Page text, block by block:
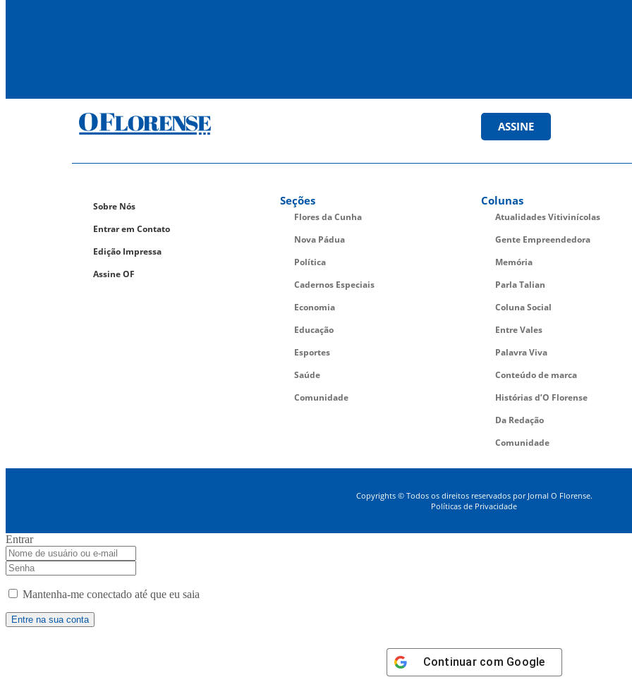
ASSINE
Sobre Nós
Entrar em Contato
Edição Impressa
Assine OF
Seções
Flores da Cunha
Nova Pádua
Política
Cadernos Especiais
Economia
Educação
Esportes
Saúde
Comunidade
Colunas
Atualidades Vitivinícolas
Gente Empreendedora
Memória
Parla Talian
Coluna Social
Entre Vales
Palavra Viva
Conteúdo de marca
Histórias d’O Florense
Da Redação
Comunidade
Copyrights © Todos os direitos reservados por Jornal O Florense.
Políticas de Privacidade
Entrar
Mantenha-me conectado até que eu saia
Continuar com Google